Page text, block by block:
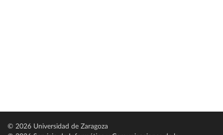
© 2026 Universidad de Zaragoza